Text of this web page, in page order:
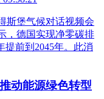
斯堡气候对话视频会
，德国实现净零碳排
提前到2045年。此消
动能源绿色转型